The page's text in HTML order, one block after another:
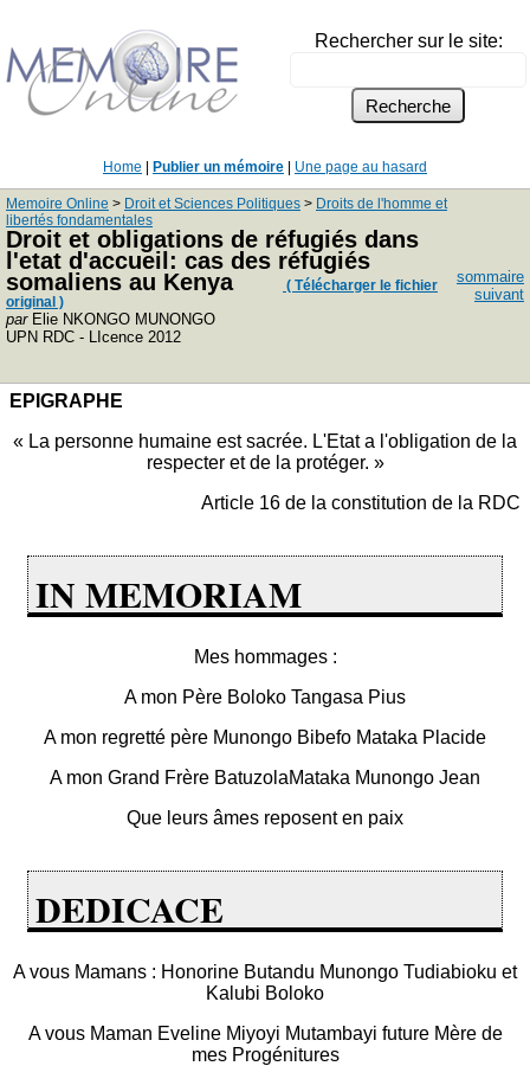
Rechercher sur le site:
Home Publier un mémoire Une page au hasard
Memoire Online > Droit et Sciences Politiques > Droits de l'homme et
libertés fondamentales
Droit et obligations de réfugiés dans
l'etat d'accueil: cas des réfugiés
somaliens au Kenya
( Télécharger le fichier
original )
parElie NKONGO MUNONGO
UPN RDC - LIcence 2012
sommaire
suivant
EPIGRAPHE
« La personne humaine est sacrée. L'Etat a l'obligation de la
respecter et de la protéger. »
Article 16 de la constitution de la RDC
IN MEMORIAM
Mes hommages :
A mon Père Boloko Tangasa Pius
A mon regretté père Munongo Bibefo Mataka Placide
A mon Grand Frère BatuzolaMataka Munongo Jean
Que leurs âmes reposent en paix
DEDICACE
A vous Mamans : Honorine Butandu Munongo Tudiabioku et
Kalubi Boloko
A vous Maman Eveline Miyoyi Mutambayi future Mère de
mes Progénitures